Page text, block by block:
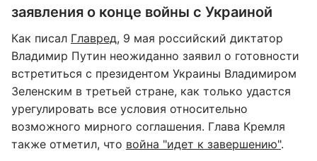
заявления о конце войны с Украиной
Как писал Главред, 9 мая российский диктатор
Владимир Путин неожиданно заявил о готовности
встретиться с президентом Украины Владимиром
Зеленским в третьей стране, как только удастся
урегулировать все условия относительно
возможного мирного соглашения. Глава Кремля
также отметил, что война "идет к завершению".